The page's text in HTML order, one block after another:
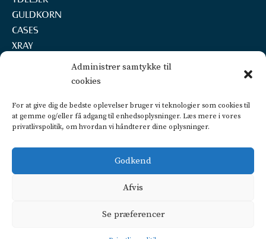
Administrer samtykke til
cookies
For at give dig de bedste oplevelser bruger vi teknologier som cookies til
at gemme og/eller få adgang til enhedsoplysninger. Læs mere i vores
privatlivspolitik, om hvordan vi håndterer dine oplysninger.
Godkend
Afvis
Se præferencer
GULDKORN
CASES
XRAY
REKRUTTERING
LAKESIDE A/S
Marselisborg Havnevej 22, 2.th.
8000 Aarhus C
info@lakeside.dk